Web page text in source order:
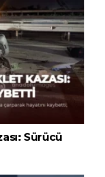
Sürücü